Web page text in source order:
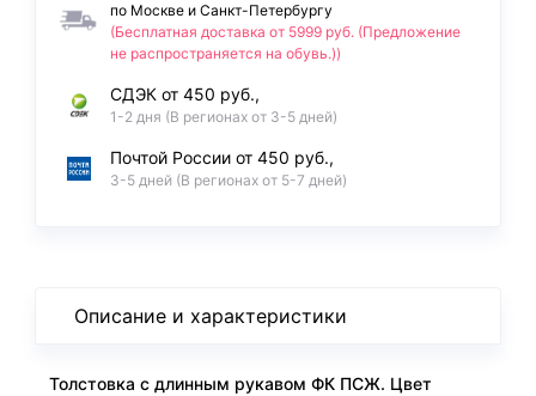
по Москве и Санкт-Петербургу
(Бесплатная доставка от 5999 руб. (Предложение
не распространяется на обувь.))
СДЭК от 450 руб.,
1-2 дня (В регионах от 3-5 дней)
Почтой России от 450 руб.,
3-5 дней (В регионах от 5-7 дней)
Описание и характеристики
Толстовка с длинным рукавом ФК ПСЖ. Цвет